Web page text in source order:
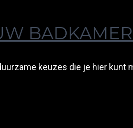
keuzes die je hier kunt